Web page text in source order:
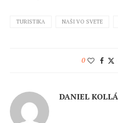
TURISTIKA NAŠI VO SVETE
0
DANIEL